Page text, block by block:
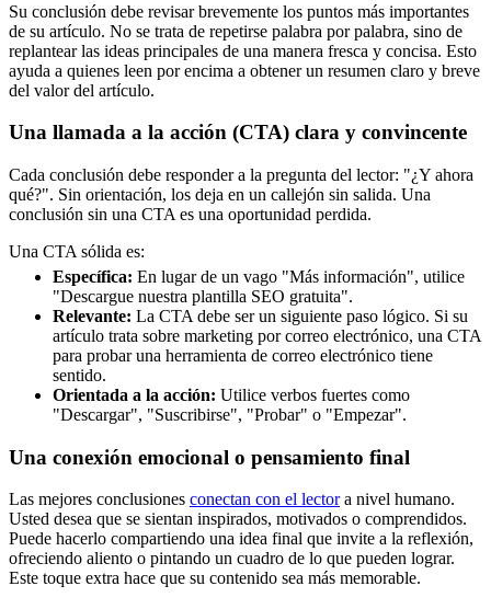
Su conclusión debe revisar brevemente los puntos más importantes
de su artículo. No se trata de repetirse palabra por palabra, sino de
replantear las ideas principales de una manera fresca y concisa. Esto
ayuda a quienes leen por encima a obtener un resumen claro y breve
del valor del artículo.
Una llamada a la acción (CTA) clara y convincente
Cada conclusión debe responder a la pregunta del lector: "¿Y ahora
qué?". Sin orientación, los deja en un callejón sin salida. Una
conclusión sin una CTA es una oportunidad perdida.
Una CTA sólida es:
Específica: En lugar de un vago "Más información", utilice
"Descargue nuestra plantilla SEO gratuita".
Relevante: La CTA debe ser un siguiente paso lógico. Si su
artículo trata sobre marketing por correo electrónico, una CTA
para probar una herramienta de correo electrónico tiene
sentido.
Orientada a la acción: Utilice verbos fuertes como
"Descargar", "Suscribirse", "Probar" o "Empezar".
Una conexión emocional o pensamiento final
Las mejores conclusiones conectan con el lectora nivel humano.
Usted desea que se sientan inspirados, motivados o comprendidos.
Puede hacerlo compartiendo una idea final que invite a la reflexión,
ofreciendo aliento o pintando un cuadro de lo que pueden lograr.
Este toque extra hace que su contenido sea más memorable.